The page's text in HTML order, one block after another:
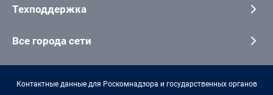
Техподдержка
Все города сети
Контактные данные для Роскомнадзора и государственных органов